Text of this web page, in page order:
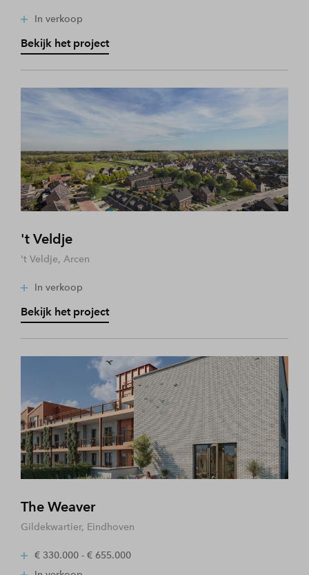
In verkoop
Bekijk het project
't Veldje
't Veldje, Arcen
In verkoop
Bekijk het project
The Weaver
Gildekwartier, Eindhoven
€ 330.000 - € 655.000